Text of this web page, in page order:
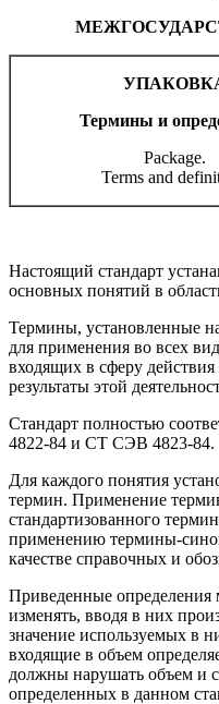
Термины и
Package.
Terms and
Настоящий стандарт
основных понятий в
Термины, установленные
для применения во всех
входящих в сферу
результаты этой
Стандарт полностью
4822-84 и СТ СЭВ 4823-84.
Для каждого понятия
термин. Применение
стандартизованного
применению термины-
качестве справочных и
Приведенные
изменять, вводя в них
значение используемых в
входящие в объем
должны нарушать объем и
определенных в данном